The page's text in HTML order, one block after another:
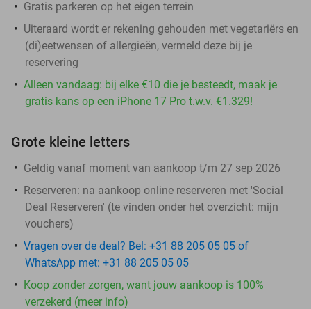
Gratis parkeren op het eigen terrein
Uiteraard wordt er rekening gehouden met vegetariërs en
(di)eetwensen of allergieën, vermeld deze bij je
reservering
Alleen vandaag: bij elke €10 die je besteedt, maak je
gratis kans op een iPhone 17 Pro t.w.v. €1.329!
Grote kleine letters
Geldig vanaf moment van aankoop t/m 27 sep 2026
Reserveren: na aankoop online reserveren met 'Social
Deal Reserveren' (te vinden onder het overzicht: mijn
vouchers)
Vragen over de deal? Bel: +31 88 205 05 05 of
WhatsApp met: +31 88 205 05 05
Koop zonder zorgen, want jouw aankoop is 100%
verzekerd (meer info)